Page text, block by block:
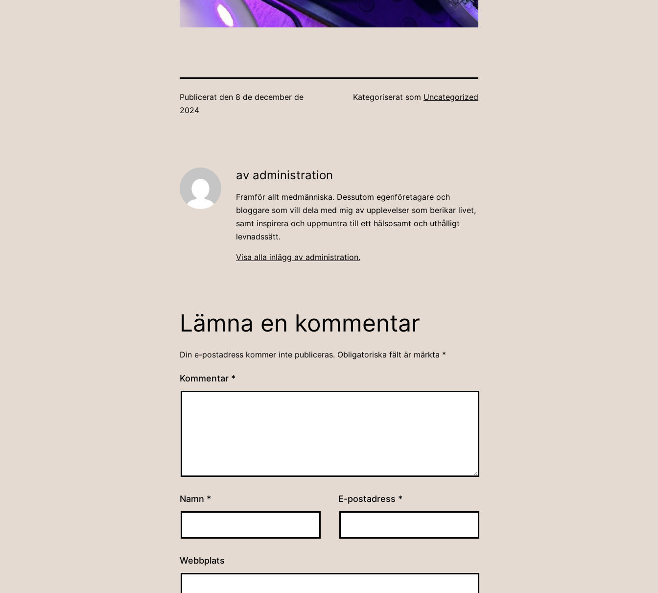
Publicerat den 8 de december de
2024
Kategoriserat som Uncategorized
av administration
Framför allt medmänniska. Dessutom egenföretagare och
bloggare som vill dela med mig av upplevelser som berikar livet,
samt inspirera och uppmuntra till ett hälsosamt och uthålligt
levnadssätt.
Visa alla inlägg av administration.
Lämna en kommentar
Din e-postadress kommer inte publiceras. Obligatoriska fält är märkta *
Kommentar *
Namn * E-postadress *
Webbplats